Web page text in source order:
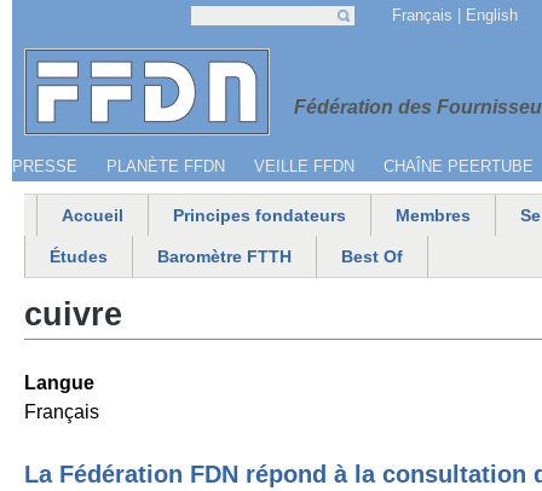
Jump to navigation
Fédération des
Menu secondaire
PRESSE PLANÈTE FFDN VEILLE FFDN CHAÎNE PEERTUBE
Français English
Menu principal
Accueil Principes fondateurs Membres
Études Baromètre FTTH Best Of
cuivre
Langue
Français
La Fédération FDN répond à la